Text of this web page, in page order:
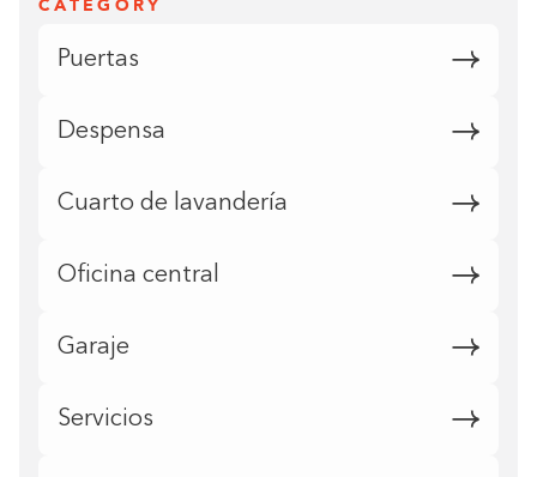
Puertas
Despensa
Cuarto de lavandería
Oficina central
Garaje
Servicios